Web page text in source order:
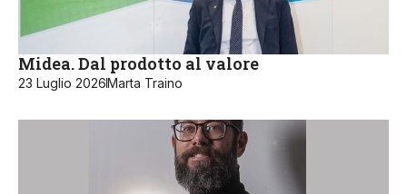
Midea. Dal prodotto al valore
23 Luglio 2026Marta Traino